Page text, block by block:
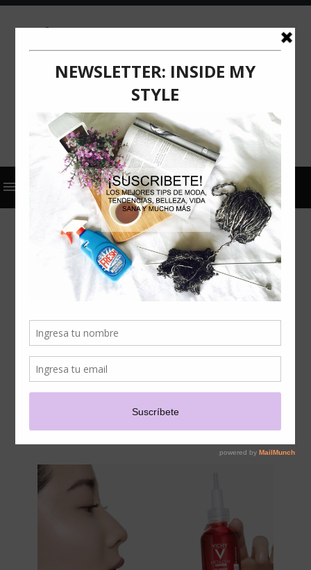
ACTUALIZACIÓN COMUNICADO DE PRENSA
VICHY
GUIA PARA ESCOGER TU
PRODUCTO IDEAL ¿SE
PUEDEN COMBINAR
DISTINTOS SERUM
FACIALES?